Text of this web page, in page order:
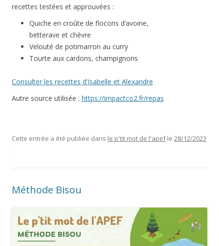
recettes testées et approuvées :
Quiche en croûte de flocons d’avoine,
betterave et chèvre
Velouté de potimarron au curry
Tourte aux cardons, champignons
Consulter les recettes d’Isabelle et Alexandre
Autre source utilisée : https://impactco2.fr/repas
Cette entrée a été publiée dans le p'tit mot de l'apefle 28/12/2023
.
Méthode Bisou